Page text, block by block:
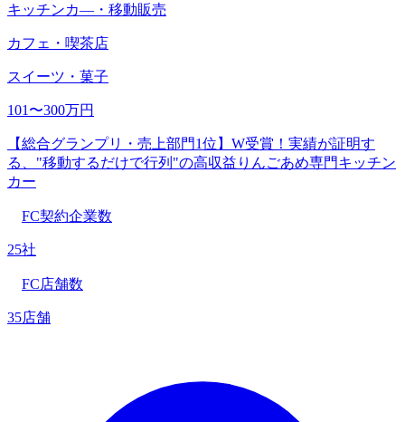
キッチンカ―・移動販売
カフェ・喫茶店
スイーツ・菓子
101〜300万円
【総合グランプリ・売上部門1位】W受賞！実績が証明す
る、"移動するだけで行列"の高収益りんごあめ専門キッチン
カー
FC契約企業数
25社
FC店舗数
35店舗